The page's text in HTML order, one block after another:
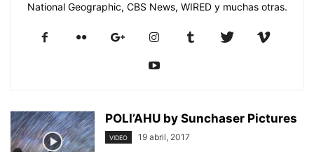
National Geographic, CBS News, WIRED y muchas otras.
POLI’AHU by Sunchaser Pictures
VIDEO 19 abril, 2017